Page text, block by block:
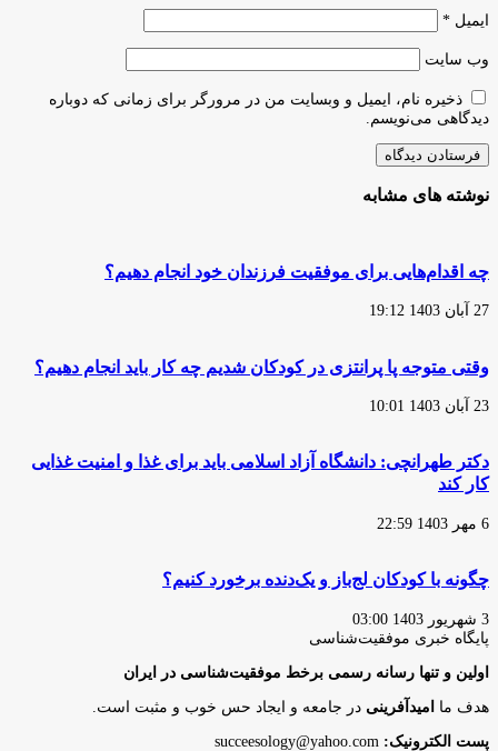
ایمیل *
وب‌ سایت
ذخیره نام، ایمیل و وبسایت من در مرورگر برای زمانی که دوباره
دیدگاهی می‌نویسم.
نوشته های مشابه
چه اقدام‌هایی برای موفقیت فرزندان خود انجام دهیم؟
27 آبان 1403 19:12
وقتی متوجه پا پرانتزی در کودکان شدیم چه کار باید انجام دهیم؟
23 آبان 1403 10:01
دکتر طهرانچی: دانشگاه آزاد اسلامی باید برای غذا و امنیت غذایی
کار کند
6 مهر 1403 22:59
چگونه با کودکان لج‌باز و یک‌دنده برخورد کنیم؟
3 شهریور 1403 03:00
پایگاه‌ خبری موفقیت‌شناسی
اولین و تنها رسانه رسمی برخط موفقیت‌شناسی در ایران
هدف ما امیدآفرینی در جامعه و ایجاد حس خوب و مثبت است.
پست الکترونیک: